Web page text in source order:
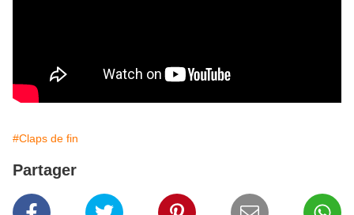
#Claps de fin
Partager